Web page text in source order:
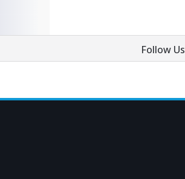
Follow Us